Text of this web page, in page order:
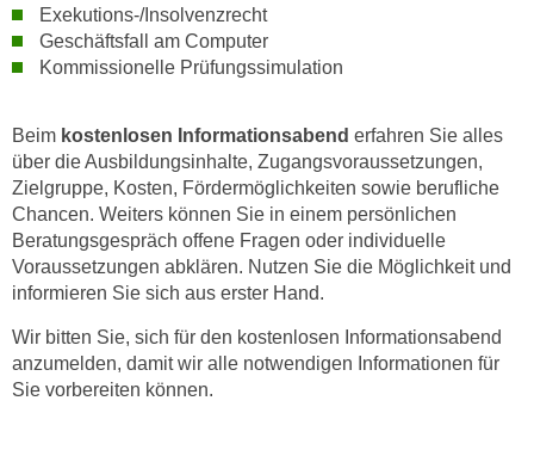
Exekutions-/Insolvenzrecht
Geschäftsfall am Computer
Kommissionelle Prüfungssimulation
Beim kostenlosen Informationsabend erfahren Sie alles
über die Ausbildungsinhalte, Zugangsvoraussetzungen,
Zielgruppe, Kosten, Fördermöglichkeiten sowie berufliche
Chancen. Weiters können Sie in einem persönlichen
Beratungsgespräch offene Fragen oder individuelle
Voraussetzungen abklären. Nutzen Sie die Möglichkeit und
informieren Sie sich aus erster Hand.
Wir bitten Sie, sich für den kostenlosen Informationsabend
anzumelden, damit wir alle notwendigen Informationen für
Sie vorbereiten können.
e
C
o
k
i
e
s
z
u
A
n
a
l
e
n
e
n
n
S
i
e
e
r